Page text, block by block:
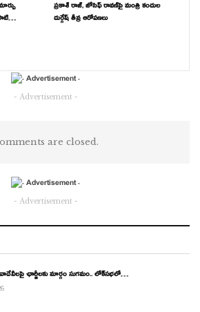
ప్రకాశ్ రాజ్, జోసెఫ్ రావణ్‌పై మంత్రి కందుల
దుర్గేష్ తీవ్ర ఆరోపణలు
- Advertisement -
are closed.
- Advertisement -
ఛార్జీలకు మార్గం సుగమం.. లోక్‌సభలో…